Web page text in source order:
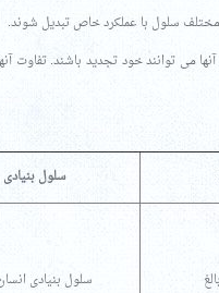
می توانند خود تجدید باشند. تفاوت
سلول بنیادی
سلول بنیادی